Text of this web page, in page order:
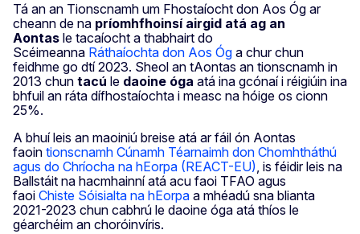
Tá an an Tionscnamh um Fhostaíocht don Aos Óg ar
cheann de na príomhfhoinsí airgid atá ag an
Aontas le tacaíocht a thabhairt do
Scéimeanna Ráthaíochta don Aos Óg a chur chun
feidhme go dtí 2023. Sheol an tAontas an tionscnamh in
2013 chun tacú le daoine óga atá ina gcónaí i réigiúin ina
bhfuil an ráta dífhostaíochta i measc na hóige os cionn
25%.
A bhuí leis an maoiniú breise atá ar fáil ón Aontas
faoin tionscnamh Cúnamh Téarnaimh don Chomhtháthú
agus do Chríocha na hEorpa (REACT-EU), is féidir leis na
Ballstáit na hacmhainní atá acu faoi TFAO agus
faoi Chiste Sóisialta na hEorpa a mhéadú sna blianta
2021-2023 chun cabhrú le daoine óga atá thíos le
géarchéim an choróinvíris.